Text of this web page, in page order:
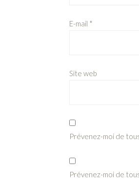
E-mail *
Site web
Prévenez-moi de
Prévenez-moi de